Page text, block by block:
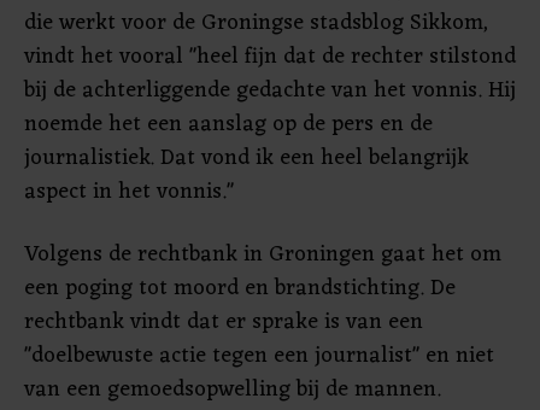
die werkt voor de Groningse stadsblog Sikkom,
vindt het vooral "heel fijn dat de rechter stilstond
bij de achterliggende gedachte van het vonnis. Hij
noemde het een aanslag op de pers en de
journalistiek. Dat vond ik een heel belangrijk
aspect in het vonnis."
Volgens de rechtbank in Groningen gaat het om
een poging tot moord en brandstichting. De
rechtbank vindt dat er sprake is van een
"doelbewuste actie tegen een journalist" en niet
van een gemoedsopwelling bij de mannen.